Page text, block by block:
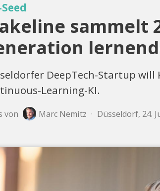
sammelt
DeepTech-Startup will
Learning-KI.
von Marc Nemitz · Düsseldorf, 24.